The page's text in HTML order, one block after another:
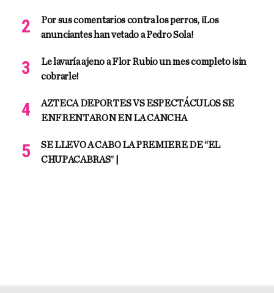
Por sus comentarios contra los perros, ¡Los
anunciantes han vetado a Pedro Sola!
Le lavaría ajeno a Flor Rubio un mes completo ¡sin
cobrarle!
AZTECA DEPORTES VS ESPECTÁCULOS SE
ENFRENTARON EN LA CANCHA
SE LLEVO A CABO LA PREMIERE DE “EL
CHUPACABRAS” |